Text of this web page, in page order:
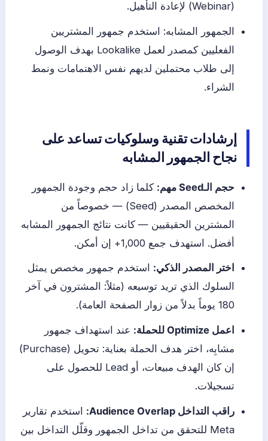
(Webinar) لإعادة التأهيل.
الجمهور المشابه: استخدم جمهور المشتريين
الفعليين كمصدر لعمل Lookalike بهدف الوصول
إلى طلاب محتملين لديهم نفس الاهتمامات ونمط
الشراء.
إرشادات تقنية وسلوكيات تساعد على
نجاح الجمهور المشابه
حجم الـSeed مهم:
كلما زاد حجم وجودة الجمهور
المخصص المصدر (Seed) — خصوصاً من
المشترين الحقيقيين — كانت نتائج الجمهور المشابه
أفضل. استهدف جمع 1,000+ إن أمكن.
اختر المصدر الذكي: استخدم جمهور مخصص يمثل
السلوك الذي تريد توسيعه (مثلاً: المشترون في آخر
180 يوماً بدلاً من زوار الصفحة العامة).
اعمل Optimize للحملة:
عند استهداف جمهور
مشابِه، اختر هدف الحملة بعناية: تحويل (Purchase)
إن كان الهدف مبيعات، أو Lead للحصول على
تسجيلات.
راقب التداخل Audience Overlap:
استخدم تقارير
Meta للتحقق من تداخل الجمهور وقلّل التداخل بين